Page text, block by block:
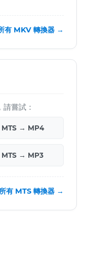
有 MKV 轉換器 →
嘗試：
MTS → MP4
MTS → MP3
所有 MTS 轉換器 →